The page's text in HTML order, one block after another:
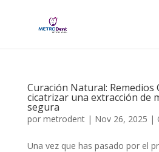
Curación Natural: Remedios
cicatrizar una extracción de
segura
por metrodent| Nov 26, 2025 |
Una vez que has pasado por el